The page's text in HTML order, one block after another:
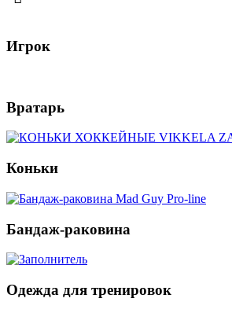
Игрок
Вратарь
Коньки
Бандаж-раковина
Одежда для тренировок